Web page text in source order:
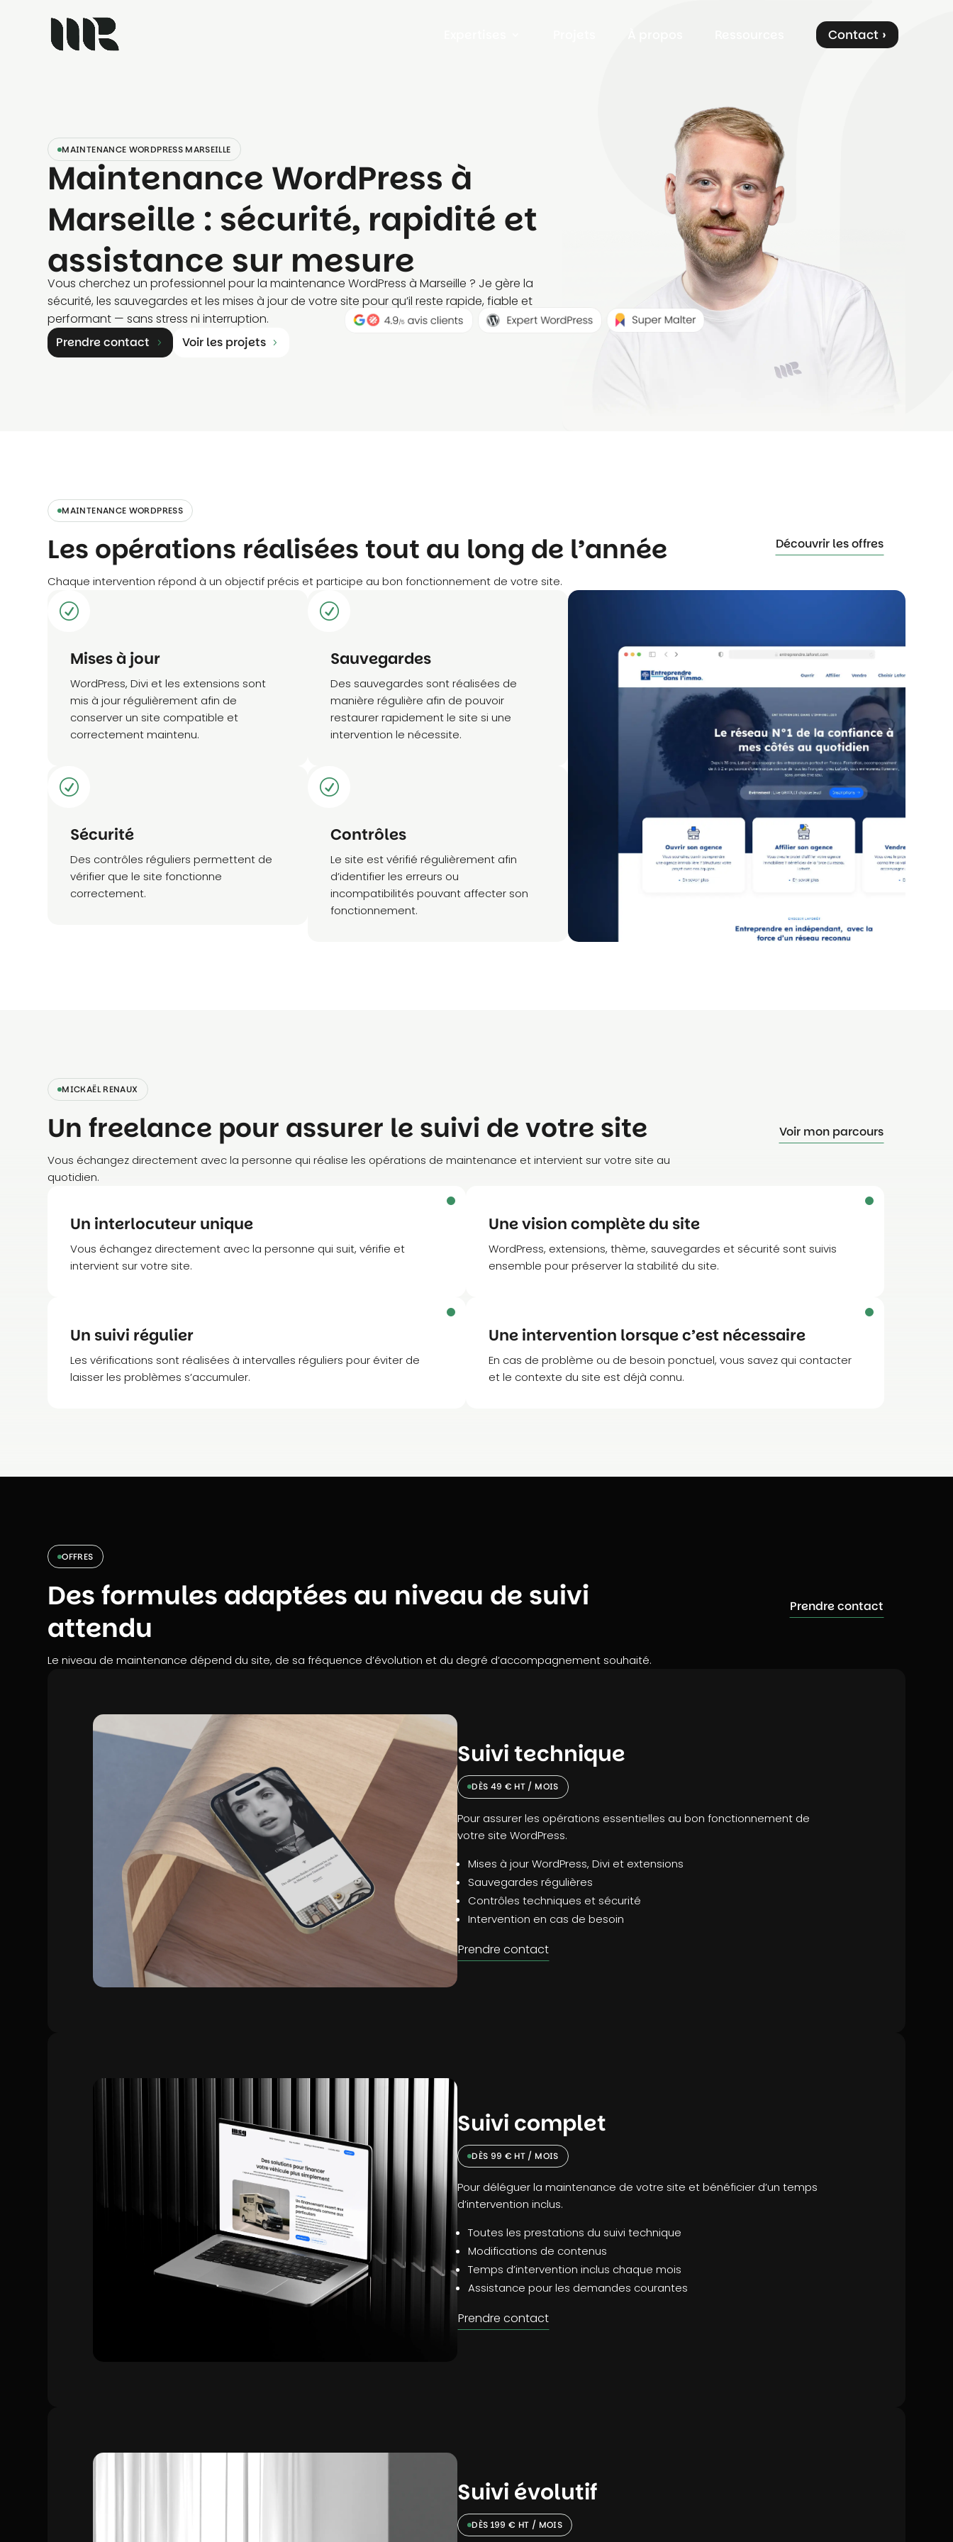
Contact
MAINTENANCE WORDPRESS MARSEILLE
Maintenance WordPress à
Marseille : sécurité, rapidité et
assistance sur mesure
Vous cherchez un professionnel pour la maintenance WordPress à Marseille ? Je gère la
sécurité, les sauvegardes et les mises à jour de votre site pour qu’il reste rapide, fiable et
performant — sans stress ni interruption.
Prendre contact
Voir les projets
MAINTENANCE WORDPRESS
Les opérations réalisées tout au long de l’année
Chaque intervention répond à un objectif précis et participe au bon fonctionnement de votre site.
Découvrir les offres
R
Mises à jour
WordPress, Divi et les extensions sont
mis à jour régulièrement afin de
conserver un site compatible et
correctement maintenu.
R
Sécurité
Des contrôles réguliers permettent de
vérifier que le site fonctionne
correctement.
R
Sauvegardes
Des sauvegardes sont réalisées de
manière régulière afin de pouvoir
restaurer rapidement le site si une
intervention le nécessite.
R
Contrôles
Le site est vérifié régulièrement afin
d’identifier les erreurs ou
incompatibilités pouvant affecter son
fonctionnement.
MICKAËL RENAUX
Un freelance pour assurer le suivi de votre site
Vous échangez directement avec la personne qui réalise les opérations de maintenance et intervient sur votre site au
quotidien.
Voir mon parcours
Un interlocuteur unique
Vous échangez directement avec la personne qui suit, vérifie et
intervient sur votre site.
Un suivi régulier
Les vérifications sont réalisées à intervalles réguliers pour éviter de
laisser les problèmes s’accumuler.
Une vision complète du site
WordPress, extensions, thème, sauvegardes et sécurité sont suivis
ensemble pour préserver la stabilité du site.
Une intervention lorsque c’est nécessaire
En cas de problème ou de besoin ponctuel, vous savez qui contacter
et le contexte du site est déjà connu.
OFFRES
Des formules adaptées au niveau de suivi
attendu
Le niveau de maintenance dépend du site, de sa fréquence d’évolution et du degré d’accompagnement souhaité.
Prendre contact
Suivi technique
DÈS 49 € HT / MOIS
Pour assurer les opérations essentielles au bon fonctionnement de
votre site WordPress.
Mises à jour WordPress, Divi et extensions
Sauvegardes régulières
Contrôles techniques et sécurité
Intervention en cas de besoin
Prendre contact
Suivi complet
DÈS 99 € HT / MOIS
Pour déléguer la maintenance de votre site et bénéficier d’un temps
d’intervention inclus.
Toutes les prestations du suivi technique
Modifications de contenus
Temps d’intervention inclus chaque mois
Assistance pour les demandes courantes
Prendre contact
Suivi évolutif
DÈS 199 € HT / MOIS